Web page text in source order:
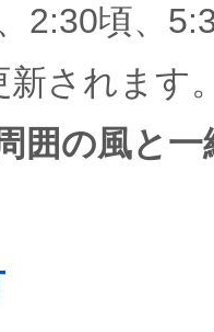
2:30頃、
新されます
囲の風と